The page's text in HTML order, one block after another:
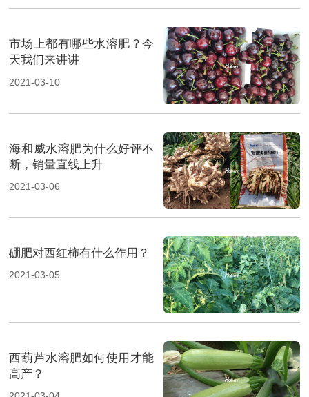
市场上都有哪些水溶肥？今
天我们来讲讲
2021-03-10
海和威水溶肥为什么好评不
断，销量直线上升
2021-03-06
硼肥对西红柿有什么作用？
2021-03-05
西葫芦水溶肥如何使用才能
高产？